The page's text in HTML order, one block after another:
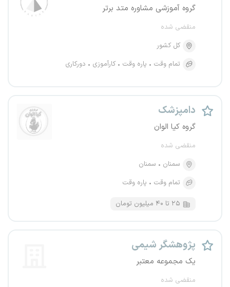
گروه آموزشی مشاوره متد برتر
منقضی شده
کل کشور
تمام وقت
پاره وقت کارآموزی دورکاری
دامپزشک
گروه کیا الوان
منقضی شده
سمنان
سمنان
تمام وقت
پاره وقت
۲۵ تا ۴۰ میلیون تومان
پژوهشگر شیمی
یک مجموعه معتبر
منقضی شده